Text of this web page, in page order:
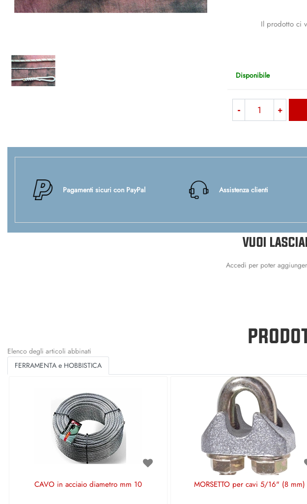
Il prodotto ci
Disponibile
Pagamenti sicuri con PayPal Assistenza clienti
VUOI
Accedi per poter
Elenco degli articoli abbinati
FERRAMENTA e HOBBISTICA
CAVO in acciaio diametro mm 10 MORSETTO per cavi 5/16" (8 mm)